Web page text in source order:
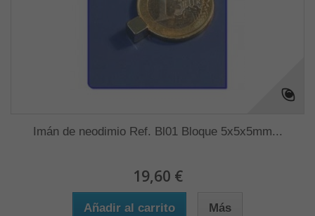
Imán de neodimio Ref. Bl01 Bloque 5x5x5mm...
19,60 €
Añadir al carrito Más